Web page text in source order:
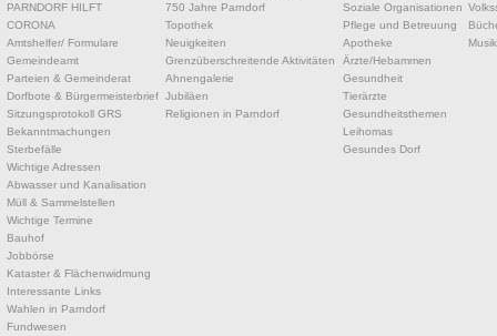
PARNDORF HILFT
CORONA
Amtshelfer/ Formulare
Gemeindeamt
Parteien & Gemeinderat
Dorfbote & Bürgermeisterbrief
Sitzungsprotokoll GRS
Bekanntmachungen
Sterbefälle
Wichtige Adressen
Abwasser und Kanalisation
Müll & Sammelstellen
Wichtige Termine
Bauhof
Jobbörse
Kataster & Flächenwidmung
Interessante Links
Wahlen in Parndorf
Fundwesen
750 Jahre Parndorf
Topothek
Neuigkeiten
Grenzüberschreitende Aktivitäten
Ahnengalerie
Jubiläen
Religionen in Parndorf
Soziale Organisationen
Pflege und Betreuung
Apotheke
Ärzte/Hebammen
Gesundheit
Tierärzte
Gesundheitsthemen
Leihomas
Gesundes Dorf